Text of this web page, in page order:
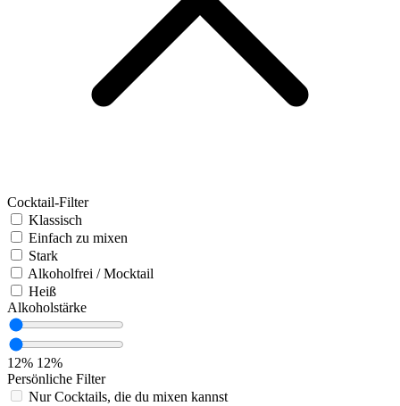
Cocktail-Filter
Klassisch
Einfach zu mixen
Stark
Alkoholfrei / Mocktail
Heiß
Alkoholstärke
12% 12%
Persönliche Filter
Nur Cocktails, die du mixen kannst